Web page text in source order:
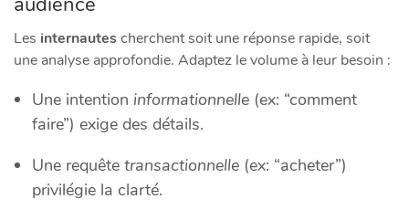
Les internautescherchent soit une réponse rapide, soit
une analyse approfondie. Adaptez le volume à leur besoin :
Une intention informationnelle (ex: “comment
faire”) exige des détails.
Une requête transactionnelle (ex: “acheter”)
privilégie la clarté.